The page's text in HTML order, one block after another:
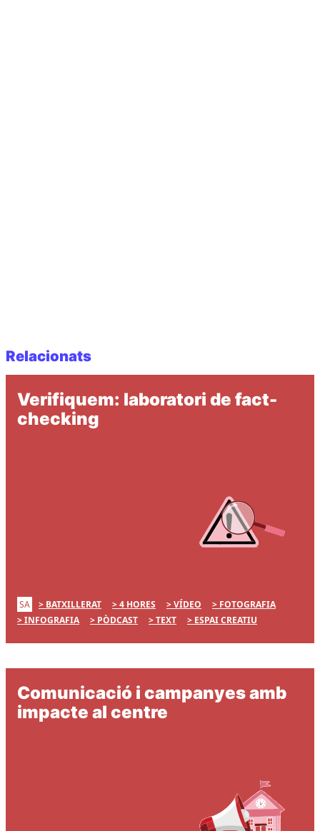
Relacionats
Verifiquem: laboratori de fact-
checking
SA BATXILLERAT 4 HORES VÍDEO
FOTOGRAFIA
INFOGRAFIA
PÒDCAST TEXT ESPAI CREATIU
Comunicació i campanyes amb
impacte al centre